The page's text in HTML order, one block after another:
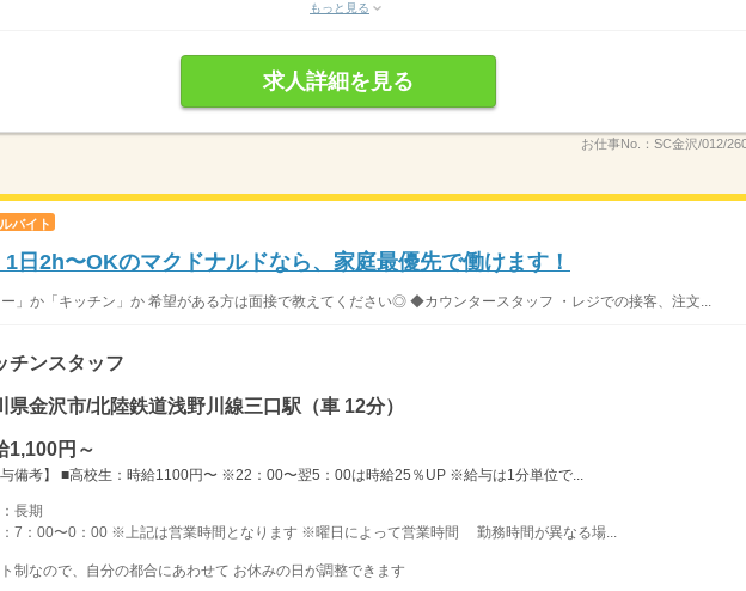
もっと見る
求人詳細を見る
お仕事No.： SC金沢/012/
バイト
日2h〜OKのマクドナルドなら、家庭最優先で働けます！
ー」か「キッチン」か 希望がある方は面接で教えてください◎ ◆カウンタースタッフ ・レジでの接客、注文...
チンスタッフ
県金沢市/北陸鉄道浅野川線三口駅（車 12分）
1,100円～
与備考】 ■高校生：時給1100円〜 ※22：00〜翌5：00は時給25％UP ※給与は1分単位で...
：長期
7：00〜0：00 ※上記は営業時間となります ※曜日によって営業時間 勤務時間が異なる場...
制なので、自分の都合にあわせて お休みの日が調整できます